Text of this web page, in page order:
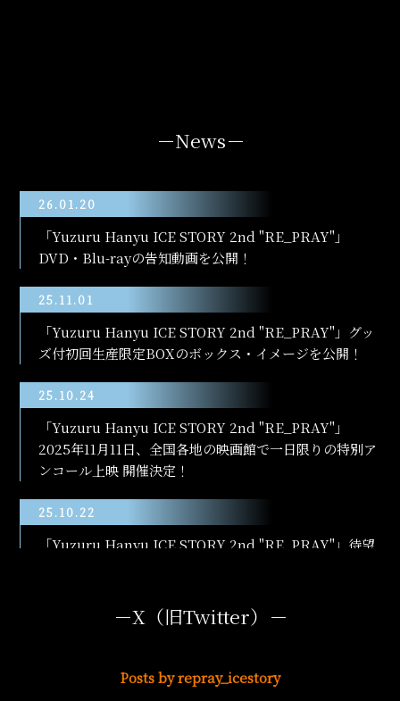
－News－
26.01.20
「Yuzuru Hanyu ICE STORY 2nd "RE_PRAY"」
DVD・Blu-rayの告知動画を公開！
25.11.01
「Yuzuru Hanyu ICE STORY 2nd "RE_PRAY"」グッ
ズ付初回生産限定BOXのボックス・イメージを公開！
25.10.24
「Yuzuru Hanyu ICE STORY 2nd "RE_PRAY"」
2025年11月11日、全国各地の映画館で一日限りの特別ア
ンコール上映 開催決定！
25.10.22
「Yuzuru Hanyu ICE STORY 2nd "RE_PRAY"」待望
運行時間変更となりました。券面運行時間にかかわら
－X（旧Twitter） －
Posts by repray_icestory